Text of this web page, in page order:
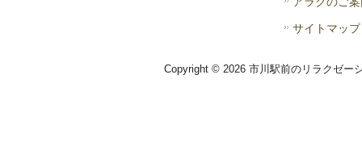
サイトマップ
Copyright © 2026 市川駅前のリラクゼー